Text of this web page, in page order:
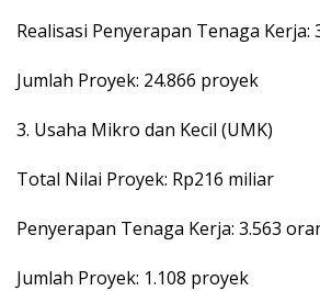
Realisasi Penyerapan Tenaga Kerja:
Jumlah Proyek: 24.866 proyek
3. Usaha Mikro dan Kecil (UMK)
Total Nilai Proyek: Rp216 miliar
Penyerapan Tenaga Kerja: 3.563
Jumlah Proyek: 1.108 proyek